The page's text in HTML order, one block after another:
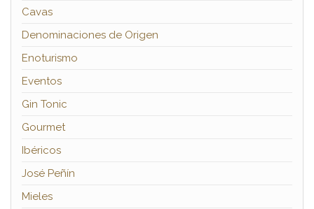
Cavas
Denominaciones de Origen
Enoturismo
Eventos
Gin Tonic
Gourmet
Ibéricos
José Peñín
Mieles